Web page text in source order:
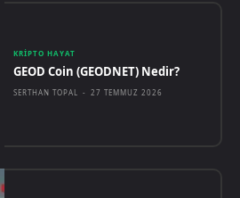
KRIPTO HAYAT
GEOD Coin (GEODNET) Nedir?
SERTHAN TOPAL - 27 TEMMUZ 2026